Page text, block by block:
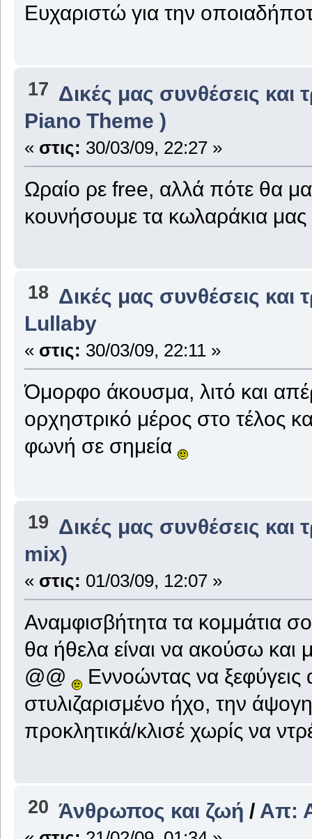
Ευχαριστώ για την
17 Δικές μας συνθέσεις και
Piano Theme )
« στις: 30/03/09, 22:27 »
Ωραίο ρε free, αλλά πότε θα
κουνήσουμε τα κωλαράκια
18 Δικές μας συνθέσεις και
Lullaby
« στις: 30/03/09, 22:11 »
Όμορφο άκουσμα, λιτό και
ορχηστρικό μέρος στο τέλος
φωνή σε σημεία
19 Δικές μας συνθέσεις και
mix)
« στις: 01/03/09, 12:07 »
Αναμφισβήτητα τα κομμάτια
θα ήθελα είναι να ακούσω
@@
Εννοώντας να
στυλιζαρισμένο ήχο, την
προκλητικά/κλισέ χωρίς να
20 Άνθρωπος και ζωή / Απ: